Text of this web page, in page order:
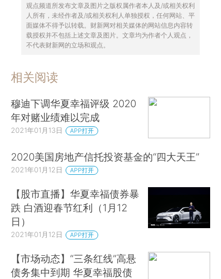
观点频道所发布文章及图片之版权属作者本人及/或相关权利
人所有，未经作者及/或相关权利人单独授权，任何网站、平
面媒体不得予以转载。财新网对相关媒体的网站信息内容转
载授权并不包括上述文章及图片。文章均为作者个人观点，
不代表财新网的立场和观点。
相关阅读
穆迪下调华夏幸福评级 2020
年对赌业绩难以完成
2021年01月13日 APP打开
2020美国房地产信托投资基金的“四大天王”
2021年01月12日 APP打开
【股市直播】华夏幸福债券暴
跌 白酒迎春节红利（1月12
日）
2021年01月12日 APP打开
【市场动态】“三条红线”高悬
债务集中到期 华夏幸福股债